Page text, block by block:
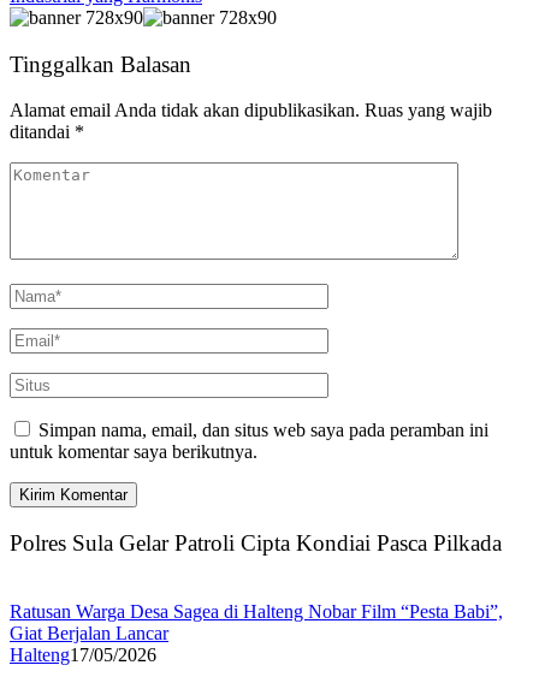
Tinggalkan Balasan
Alamat email Anda tidak akan dipublikasikan. Ruas yang wajib
ditandai *
Simpan nama, email, dan situs web saya pada peramban ini
untuk komentar saya berikutnya.
Polres Sula Gelar Patroli Cipta Kondiai Pasca Pilkada
Ratusan Warga Desa Sagea di Halteng Nobar Film “Pesta Babi”,
Giat Berjalan Lancar
Halteng17/05/2026